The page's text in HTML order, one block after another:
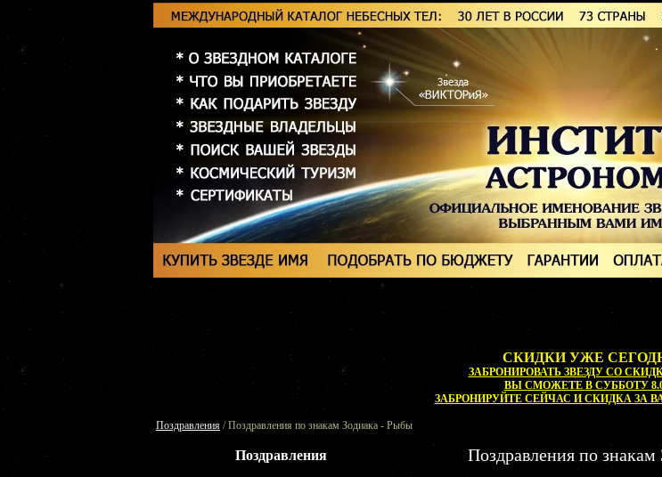
СКИДКИ УЖЕ
ЗАБРОНИРОВАТЬ ЗВЕЗДУ СО
ВЫ СМОЖЕТЕ В СУББОТУ
ЗАБРОНИРУЙТЕ СЕЙЧАС И СКИДКА ЗА
Поздравления / Поздравления по знакам Зодиака - Рыбы
Поздравления Поздравления по